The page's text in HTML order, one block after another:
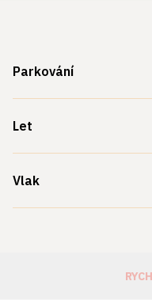
Parkování
Let
Vlak